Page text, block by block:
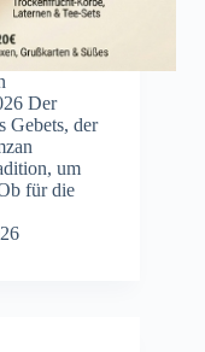
Der
Gebets, der
um
für die